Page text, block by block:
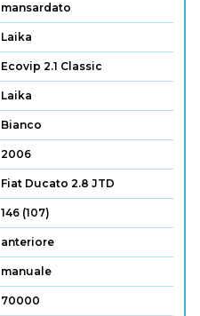
mansardato
Laika
Ecovip 2.1 Classic
Laika
Bianco
2006
Fiat Ducato 2.8 JTD
146 (107)
anteriore
manuale
70000